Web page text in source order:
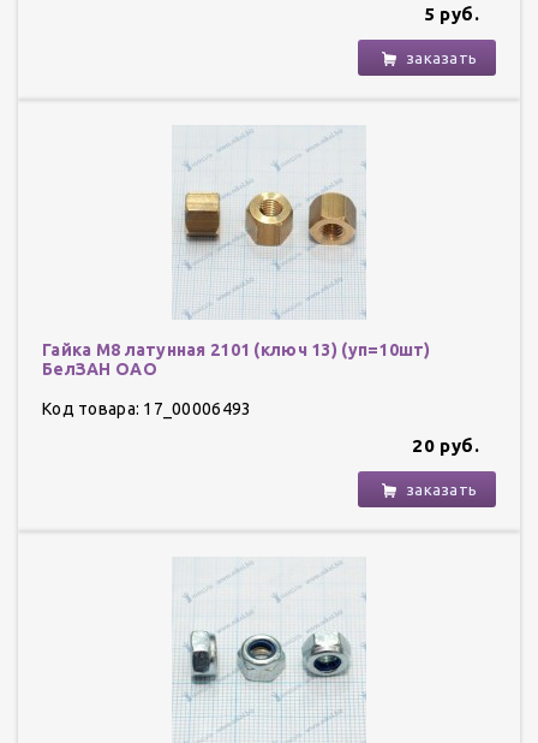
5 руб.
заказать
Гайка М8 латунная 2101 (ключ 13) (уп=10шт)
БелЗАН ОАО
Код товара: 17_00006493
20 руб.
заказать